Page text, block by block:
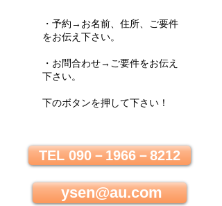
・予約→お名前、住所、ご要件
をお伝え下さい。
・お問合わせ→ご要件をお伝え
下さい。
下のボタンを押して下さい！
TEL 090－1966－8212
ysen@au.com